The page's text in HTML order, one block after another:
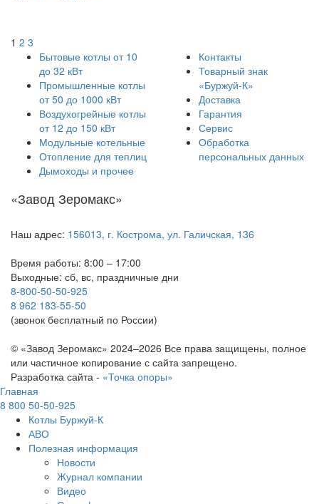
1 2 3
Бытовые котлы от 10
до 32 кВт
Промышленные котлы
от 50 до 1000 кВт
Воздухогрейные котлы
от 12 до 150 кВт
Модульные котельные
Отопление для теплиц
Дымоходы и прочее
Контакты
Товарный знак
«Буржуй-К»
Доставка
Гарантия
Сервис
Обработка
персональных данных
«Завод Зеромакс»
Наш адрес: 156013, г. Кострома, ул. Галичская, 136
Время работы: 8:00 – 17:00
Выходные: сб, вс, праздничные дни
8-800-50-50-925
8 962 183-55-50
(звонок бесплатный по России)
© «Завод Зеромакс» 2024–2026 Все права защищены, полное
или частичное копирование с сайта запрещено.
Разработка сайта - «Точка опоры»
Главная
8 800 50-50-925
Котлы Буржуй-К
АВО
Полезная информация
Новости
Журнал компании
Видео